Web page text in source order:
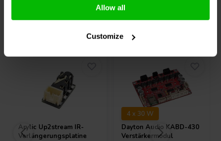
Allow all
Customize
Arylic Up2stream IR-
Verlängerungsplatine
4 x 30 W
Dayton Audio KABD-430
Verstärkermodul